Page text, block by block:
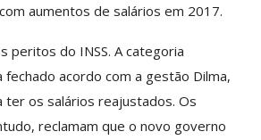
aumentos de salários em 2017.
peritos do INSS. A categoria
fechado acordo com a gestão Dilma,
ter os salários reajustados. Os
reclamam que o novo governo